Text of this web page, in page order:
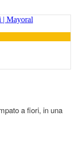
a fiori, in una